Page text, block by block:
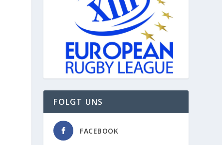
FOLGT UNS
FACEBOOK